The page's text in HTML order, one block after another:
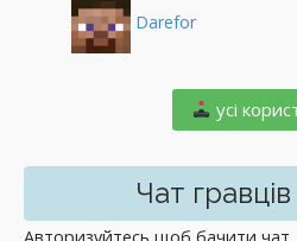
Darefor
усі
Чат
Авторизуйтесь щоб бачити чат.